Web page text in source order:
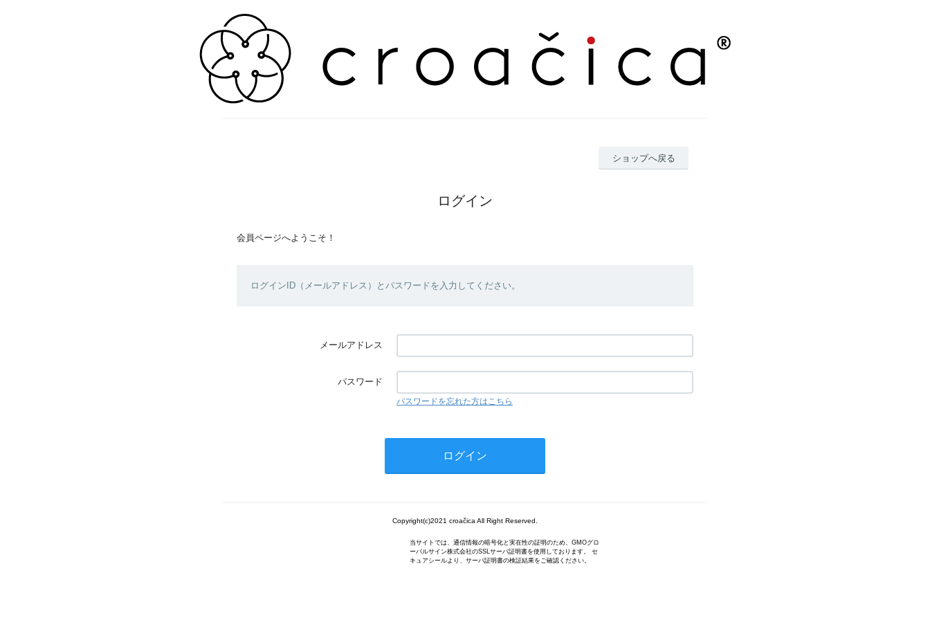
ショップへ戻る
ログイン
会員ページへようこそ！
ログインID（メールアドレス）とパスワードを入力してください。
メールアドレス
パスワード
パスワードを忘れた方はこちら
Copyright(c)2021 croačica All Right Reserved.
当サイトでは、通信情報の暗号化と実在性の証明のため、GMOグロ
ーバルサイン株式会社のSSLサーバ証明書を使用しております。 セ
キュアシールより、サーバ証明書の検証結果をご確認ください。